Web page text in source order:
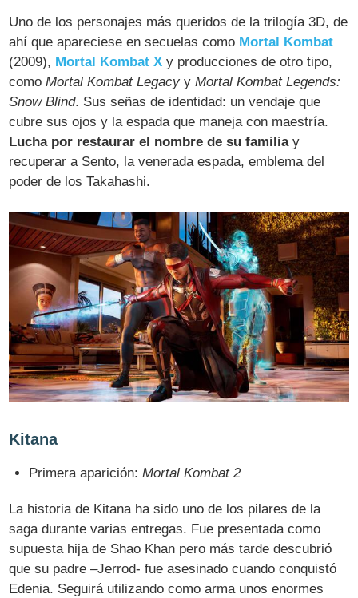
Uno de los personajes más queridos de la trilogía 3D, de
ahí que apareciese en secuelas como Mortal Kombat
(2009), Mortal Kombat X y producciones de otro tipo,
comoMortal Kombat Legacy yMortal Kombat Legends:
Snow Blind. Sus señas de identidad: un vendaje que
cubre sus ojos y la espada que maneja con maestría.
Lucha por restaurar el nombre de su familiay
recuperar a Sento, la venerada espada, emblema del
poder de los Takahashi.
Kitana
Primera aparición:Mortal Kombat 2
La historia de Kitana ha sido uno de los pilares de la
saga durante varias entregas. Fue presentada como
supuesta hija de Shao Khan pero más tarde descubrió
que su padre –Jerrod- fue asesinado cuando conquistó
Edenia. Seguirá utilizando como arma unos enormes